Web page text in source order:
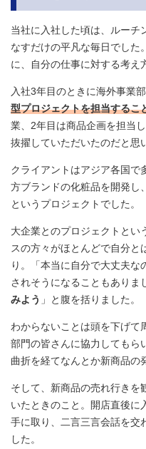
当社に入社した頃は、ルーチ
なすだけの平凡な毎日でした
に、自分の仕事に対する考え
入社3年目のときに海外事業
型プロジェクトを担当するこ
業、2年目は商品企画を担当
抜擢していただいたのだと思
クライアントはアジア各国で
方ブランドの化粧品を開発し
というプロジェクトでした。
大企業とのプロジェクトとい
スの方々がほとんどで自分と
り。「本当に自分で大丈夫
されそうになることもありま
みよう 」と腹を括りました。
わからないことは頭を下げて
部門の皆さんに協力してもら
曲折を経てなんとか新商品の
そして、新商品の売れ行きを
いたときのこと。開店直後に
手に取り、二言三言会話を交
した。